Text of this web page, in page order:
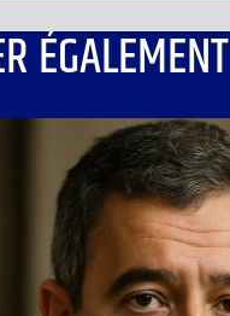
ÉGALEMENT